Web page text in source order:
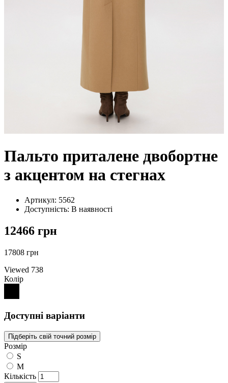
Пальто приталене двобортне
з акцентом на стегнах
Артикул: 5562
Доступність: В наявності
12466 грн
17808 грн
Viewed 738
Колір
Доступні варіанти
Підберіть свій точний розмір
Розмір
S
M
Кількість